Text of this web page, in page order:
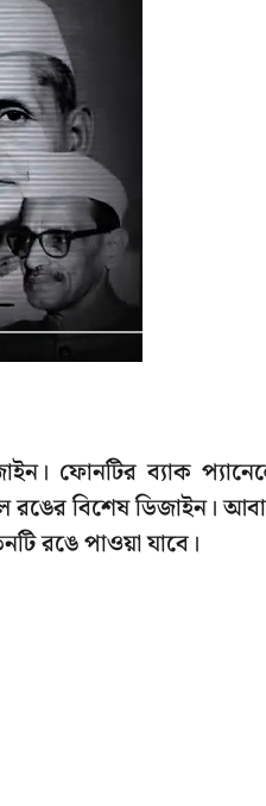
ফোনটির ব্যাক
রঙের বিশেষ ডিজাইন।
রঙে পাওয়া যাবে।